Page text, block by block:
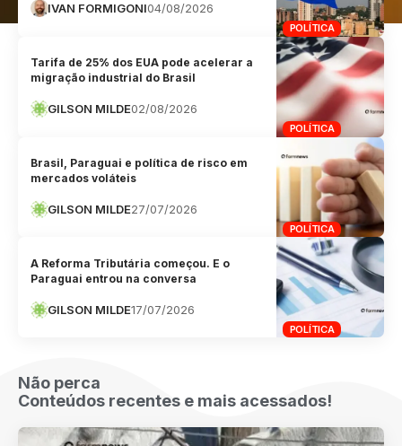
POLÍTICA
IVAN FORMIGONI04/08/2026
POLÍTICA
Tarifa de 25% dos EUA pode acelerar a
migração industrial do Brasil
GILSON MILDE02/08/2026
POLÍTICA
Brasil, Paraguai e política de risco em
mercados voláteis
GILSON MILDE27/07/2026
POLÍTICA
A Reforma Tributária começou. E o
Paraguai entrou na conversa
GILSON MILDE17/07/2026
Não perca
Conteúdos recentes e mais acessados!